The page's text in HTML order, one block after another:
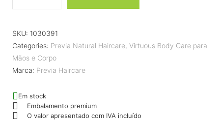
SKU: 1030391
Categories: Previa Natural Haircare, Virtuous Body Care para
Mãos e Corpo
Marca: Previa Haircare
Em stock
Embalamento premium
O valor apresentado com IVA incluído